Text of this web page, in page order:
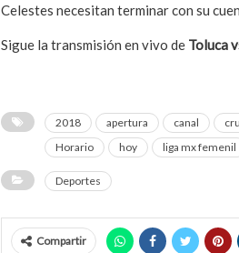
Celestes necesitan terminar con su
Sigue la transmisión en vivo de Toluca
2018 apertura canal
Horario
hoy liga mx femenil
Deportes
Compartir